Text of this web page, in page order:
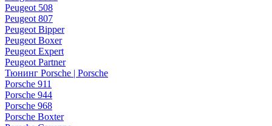
Peugeot 508
Peugeot 807
Peugeot Bipper
Peugeot Boxer
Peugeot Expert
Peugeot Partner
Тюнинг Porsche | Porsche
Porsche 911
Porsche 944
Porsche 968
Porsche Boxter